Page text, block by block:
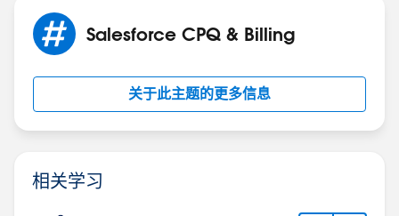
Salesforce CPQ & Billing
关于此主题的更多信息
相关学习